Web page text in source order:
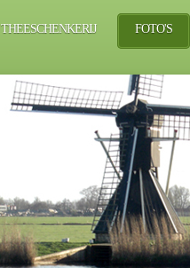
THEESCHENKERIJ FOTO'S